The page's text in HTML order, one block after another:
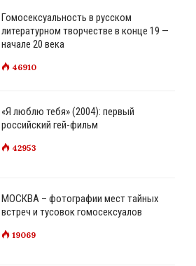
Гомосексуальность в русском
литературном творчестве в конце 19 —
начале 20 века
46910
«Я люблю тебя» (2004): первый
российский гей-фильм
42953
МОСКВА – фотографии мест тайных
встреч и тусовок гомосексуалов
19069